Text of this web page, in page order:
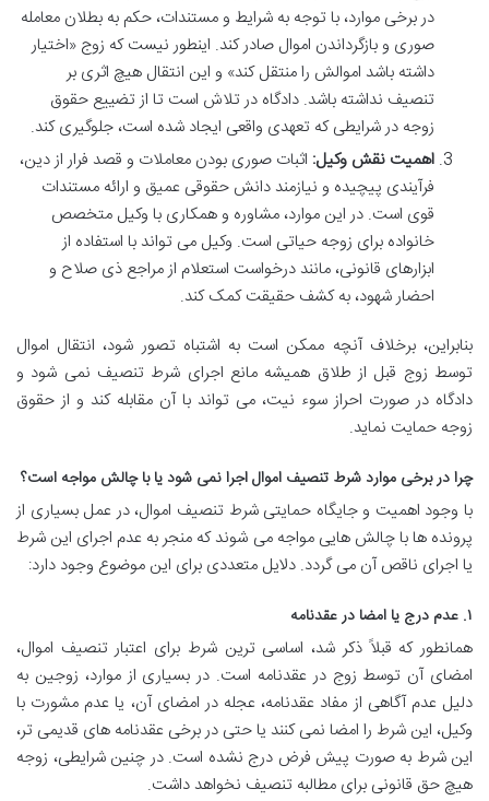
در برخی موارد، با توجه به شرایط و مستندات، حکم به بطلان معامله
صوری و بازگرداندن اموال صادر کند. اینطور نیست که زوج «اختیار
داشته باشد اموالش را منتقل کند» و این انتقال هیچ اثری بر
تنصیف نداشته باشد. دادگاه در تلاش است تا از تضییع حقوق
زوجه در شرایطی که تعهدی واقعی ایجاد شده است، جلوگیری کند.
اهمیت نقش وکیل: اثبات صوری بودن معاملات و قصد فرار از دین،
فرآیندی پیچیده و نیازمند دانش حقوقی عمیق و ارائه مستندات
قوی است. در این موارد، مشاوره و همکاری با وکیل متخصص
خانواده برای زوجه حیاتی است. وکیل می تواند با استفاده از
ابزارهای قانونی، مانند درخواست استعلام از مراجع ذی صلاح و
احضار شهود، به کشف حقیقت کمک کند.
بنابراین، برخلاف آنچه ممکن است به اشتباه تصور شود، انتقال اموال
توسط زوج قبل از طلاق همیشه مانع اجرای شرط تنصیف نمی شود و
دادگاه در صورت احراز سوء نیت، می تواند با آن مقابله کند و از حقوق
زوجه حمایت نماید.
چرا در برخی موارد شرط تنصیف اموال اجرا نمی شود یا با چالش مواجه است؟
با وجود اهمیت و جایگاه حمایتی شرط تنصیف اموال، در عمل بسیاری از
پرونده ها با چالش هایی مواجه می شوند که منجر به عدم اجرای این شرط
یا اجرای ناقص آن می گردد. دلایل متعددی برای این موضوع وجود دارد:
۱. عدم درج یا امضا در عقدنامه
همانطور که قبلاً ذکر شد، اساسی ترین شرط برای اعتبار تنصیف اموال،
امضای آن توسط زوج در عقدنامه است. در بسیاری از موارد، زوجین به
دلیل عدم آگاهی از مفاد عقدنامه، عجله در امضای آن، یا عدم مشورت با
وکیل، این شرط را امضا نمی کنند یا حتی در برخی عقدنامه های قدیمی تر،
این شرط به صورت پیش فرض درج نشده است. در چنین شرایطی، زوجه
هیچ حق قانونی برای مطالبه تنصیف نخواهد داشت.